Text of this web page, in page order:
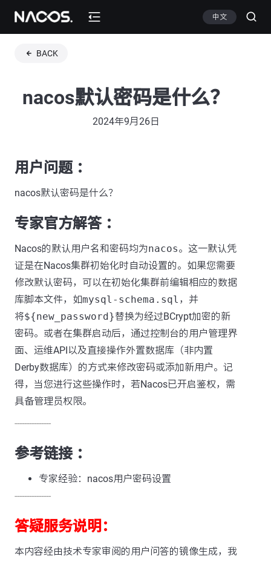
中文
BACK
nacos默认密码是什么？
2024年9月26日
用户问题 ：
nacos默认密码是什么？
专家官方解答 ：
Nacos的默认用户名和密码均为nacos。这一默认凭
证是在Nacos集群初始化时自动设置的。如果您需要
修改默认密码，可以在初始化集群前编辑相应的数据
库脚本文件，如mysql-schema.sql ，并
将${new_password}替换为经过BCrypt加密的新
密码。或者在集群启动后，通过控制台的用户管理界
面、运维API以及直接操作外置数据库（非内置
Derby数据库）的方式来修改密码或添加新用户。记
得，当您进行这些操作时，若Nacos已开启鉴权，需
具备管理员权限。
---------------
参考链接 ：
专家经验：nacos用户密码设置
---------------
答疑服务说明：
本内容经由技术专家审阅的用户问答的镜像生成，我